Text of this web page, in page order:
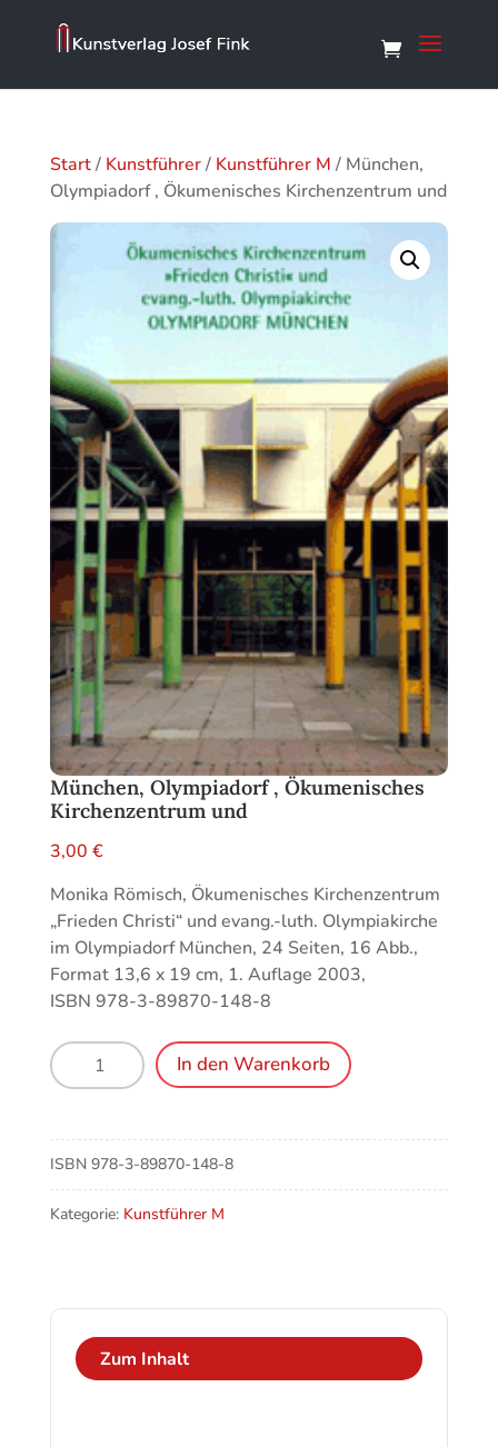
Start/ Kunstführer/ Kunstführer M / München,
Olympiadorf , Ökumenisches Kirchenzentrum und
München, Olympiadorf , Ökumenisches
Kirchenzentrum und
3,00 €
Monika Römisch, Ökumenisches Kirchenzentrum
„Frieden Christi“ und evang.-luth. Olympiakirche
im Olympiadorf München, 24 Seiten, 16 Abb.,
Format 13,6 x 19 cm, 1. Auflage 2003,
ISBN 978-3-89870-148-8
München,
Olympiadorf
Ökumenisches
Kirchenzentrum
und
Menge
In den Warenkorb
ISBN 978-3-89870-148-8
Kategorie: Kunstführer M
Zum Inhalt